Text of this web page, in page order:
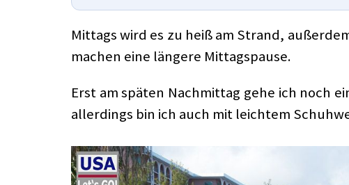
Mittags wird es zu heiß am Strand,
machen eine längere Mittagspause.
Erst am späten Nachmittag gehe ich noch
allerdings bin ich auch mit leichtem